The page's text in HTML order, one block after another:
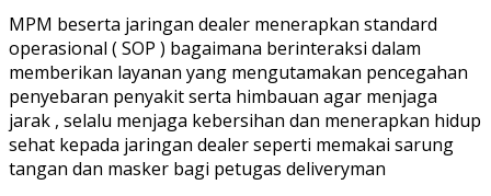
MPM beserta jaringan dealer menerapkan standard
operasional ( SOP ) bagaimana berinteraksi dalam
memberikan layanan yang mengutamakan pencegahan
penyebaran penyakit serta himbauan agar menjaga
jarak , selalu menjaga kebersihan dan menerapkan hidup
sehat kepada jaringan dealer seperti memakai sarung
tangan dan masker bagi petugas deliveryman